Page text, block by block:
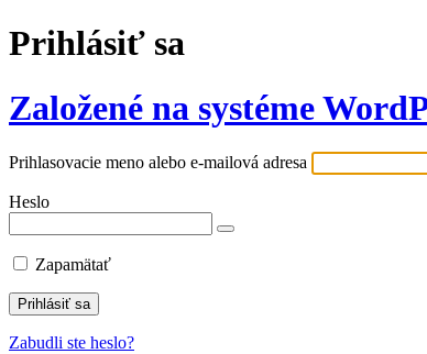
Prihlásiť sa
Založené na systéme
Prihlasovacie meno alebo e-mailová adresa
Heslo
Zapamätať
Zabudli ste heslo?